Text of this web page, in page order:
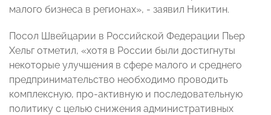
малого бизнеса в регионах», - заявил Никитин.
Посол Швейцарии в Российской Федерации Пьер
Хельг отметил, «хотя в России были достигнуты
некоторые улучшения в сфере малого и среднего
предпринимательство необходимо проводить
комплексную, про-активную и последовательную
политику с целью снижения административных